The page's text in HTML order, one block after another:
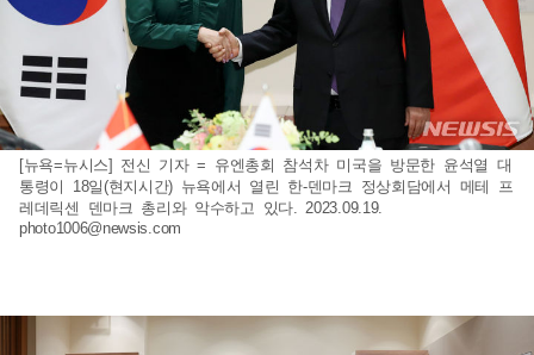
[뉴욕=뉴시스] 전신 기자 = 유엔총회 참석차 미국을 방문한 윤석열 대
통령이 18일(현지시간) 뉴욕에서 열린 한-덴마크 정상회담에서 메테 프
레데릭센 덴마크 총리와 악수하고 있다. 2023.09.19.
photo1006@newsis.com